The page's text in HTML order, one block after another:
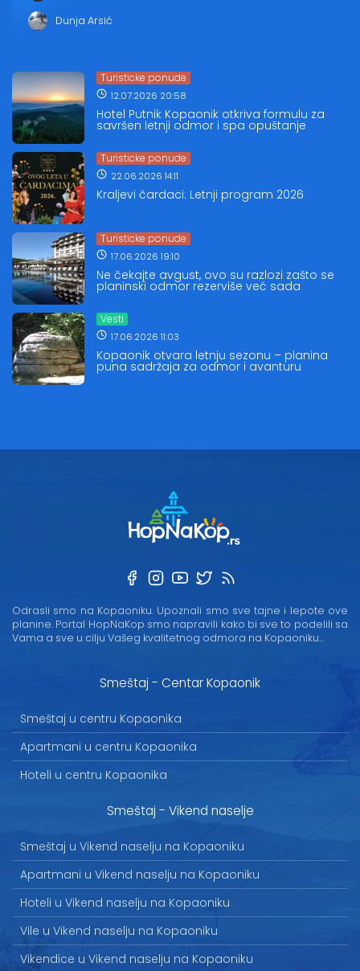
Dunja Arsić
Turisticke ponude
12.07.2026 20:58
Hotel Putnik Kopaonik otkriva formulu za
savršen letnji odmor i spa opuštanje
Turisticke ponude
22.06.2026 14:11
Kraljevi čardaci: Letnji program 2026
Turisticke ponude
17.06.2026 19:10
Ne čekajte avgust, ovo su razlozi zašto se
planinski odmor rezerviše već sada
Vesti
17.06.2026 11:03
Kopaonik otvara letnju sezonu – planina
puna sadržaja za odmor i avanturu
Odrasli smo na Kopaoniku. Upoznali smo sve tajne i lepote ove
planine. Portal HopNaKop smo napravili kako bi sve to podelili sa
Vama a sve u cilju Vašeg kvalitetnog odmora na Kopaoniku...
Smeštaj - Centar Kopaonik
Smeštaj u centru Kopaonika
Apartmani u centru Kopaonika
Hoteli u centru Kopaonika
Smeštaj - Vikend naselje
Smeštaj u Vikend naselju na Kopaoniku
Apartmani u Vikend naselju na Kopaoniku
Hoteli u Vikend naselju na Kopaoniku
Vile u Vikend naselju na Kopaoniku
Vikendice u Vikend naselju na Kopaoniku